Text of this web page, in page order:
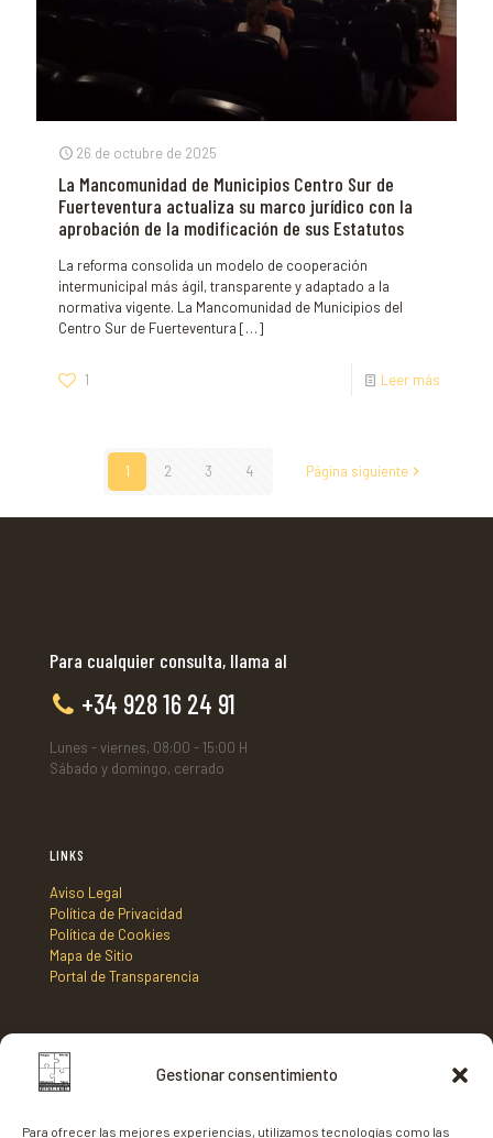
Gestionar consentimiento
Para ofrecer las mejores experiencias, utilizamos tecnologías como las
26 de octubre de 2025
La Mancomunidad de Municipios Centro Sur de
Fuerteventura actualiza su marco jurídico con la
aprobación de la modificación de sus Estatutos
La reforma consolida un modelo de cooperación
intermunicipal más ágil, transparente y adaptado a la
normativa vigente. La Mancomunidad de Municipios del
Centro Sur de Fuerteventura […]
1 Leer más
1 2 3 4 Página siguiente
Para cualquier consulta, llama al
+34 928 16 24 91
Lunes - viernes, 08:00 - 15:00 H
Sábado y domingo, cerrado
LINKS
Aviso Legal
Política de Privacidad
Política de Cookies
Mapa de Sitio
Portal de Transparencia
DIRECCIÓN